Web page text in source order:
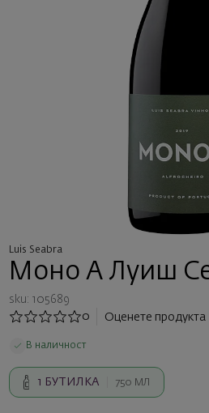
Luis Seabra
Моно А Луиш
sku: 105689
0
Оценете продукта
В наличност
1 БУТИЛКА 750 МЛ